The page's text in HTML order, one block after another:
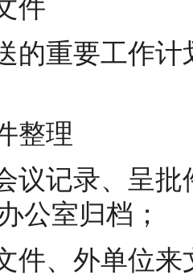
件
的重要工作计
整理
议记录、呈批
公室归档；
件、外单位来